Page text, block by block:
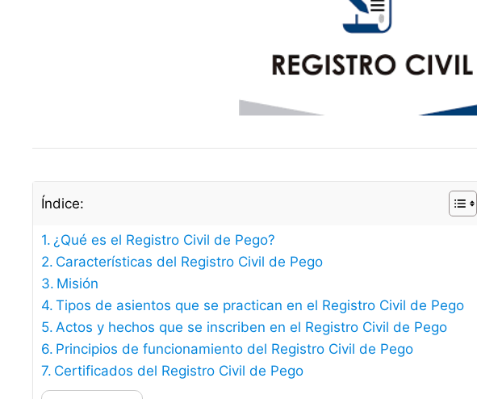
Índice:
¿Qué es el Registro Civil de Pego?
Características del Registro Civil de Pego
Misión
Tipos de asientos que se practican en el Registro Civil de Pego
Actos y hechos que se inscriben en el Registro Civil de Pego
Principios de funcionamiento del Registro Civil de Pego
Certificados del Registro Civil de Pego